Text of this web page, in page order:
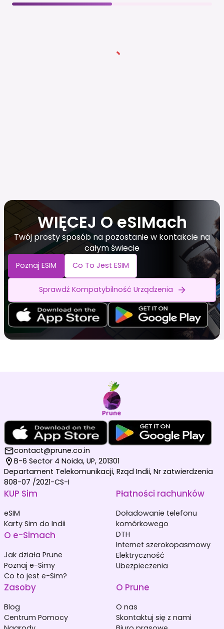
WIĘCEJ O eSIMach
Twój prosty sposób na pozostanie w kontakcie na
całym świecie
Poznaj ESIM Co To Jest ESIM
Sprawdź Kompatybilność Urządzenia
contact@prune.co.in
B-6 Sector 4 Noida, UP, 201301
Departament Telekomunikacji, Rząd Indii, Nr zatwierdzenia
808-07 /2021-CS-I
KUP Sim
eSIM
Karty Sim do Indii
O e-Simach
Jak działa Prune
Poznaj e-Simy
Co to jest e-Sim?
Płatności rachunków
Doładowanie telefonu
komórkowego
DTH
Internet szerokopasmowy
Elektryczność
Ubezpieczenia
Zasoby
Blog
Centrum Pomocy
O Prune
O nas
Skontaktuj się z nami